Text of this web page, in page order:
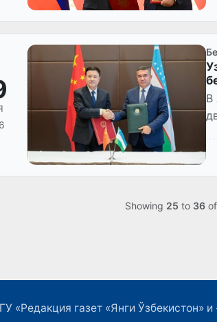
В
Showing 25 to 36 of
ГУ «Редакция газет «Янги Ўзбекистон»